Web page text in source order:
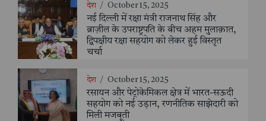
देश / October 15, 2025
नई दिल्ली में रक्षा मंत्री राजनाथ सिंह और
ब्राज़ील के उपराष्ट्रपति के बीच अहम मुलाक़ात,
द्विपक्षीय रक्षा सहयोग को लेकर हुई विस्तृत
चर्चा
देश / October 15, 2025
रसायन और पेट्रोकेमिकल क्षेत्र में भारत-सऊदी
सहयोग को नई उड़ान, रणनीतिक साझेदारी को
मिली मजबूती